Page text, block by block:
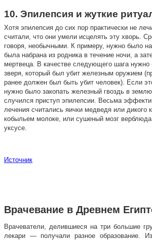
10. Эпилепсия и жуткие
Хотя эпилепсия до сих пор практически не
считали, что они умели исцелять эту хворь.
говоря, необычными. К примеру, нужно было
была набрана из родника в течение ночи, а
мертвеца. В качестве следующего шага
зверя, который был убит железным оружием
ранее должен был быть убит человек). Если
нужно было закопать железный гвоздь в
случился приступ эпилепсии. Весьма
лечения считались яички медведя или дикого
кобыльем молоке, или сушеный мозг
уксусе.
Источник
Врачевание в Древнем
Врачеватели, делившиеся на три большие
лекари — получали разное образование.